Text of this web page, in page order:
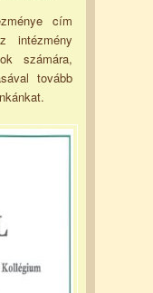
cím
intézmény
számára,
tovább